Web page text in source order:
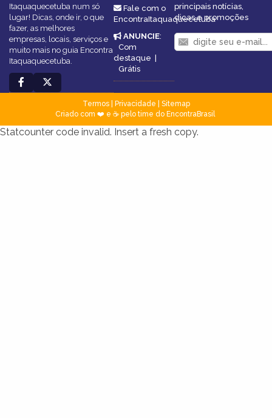
Itaquaquecetuba num só
lugar! Dicas, onde ir, o que
fazer, as melhores
empresas, locais, serviços e
muito mais no guia Encontra
Itaquaquecetuba.
Fale com o
EncontraItaquaquecetuba
ANUNCIE:
Com
destaque |
Grátis
principais notícias,
dicas e promoções
Termos| Privacidade
Sitemap
Criado com ❤️ e ☕ pelo time do EncontraBrasil
Statcounter code invalid. Insert a fresh copy.